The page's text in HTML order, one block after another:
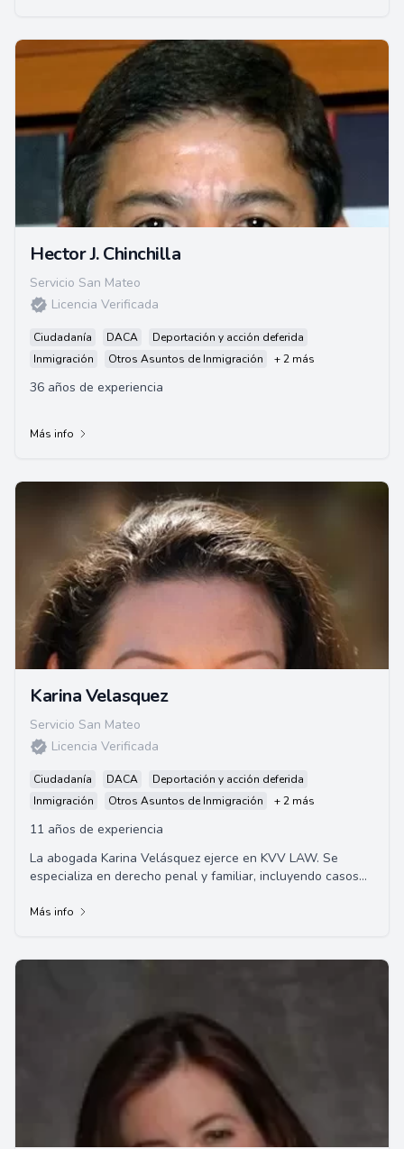
Hector J. Chinchilla
Servicio San Mateo
Licencia Verificada
Ciudadanía DACA
Deportación y acción deferida
Inmigración
Otros Asuntos de Inmigración + 2 más
36 años de experiencia
Más info
Karina Velasquez
Servicio San Mateo
Licencia Verificada
Ciudadanía DACA
Deportación y acción deferida
Inmigración
Otros Asuntos de Inmigración + 2 más
11 años de experiencia
La abogada Karina Velásquez ejerce en KVV LAW. Se
especializa en derecho penal y familiar, incluyendo casos
Más info